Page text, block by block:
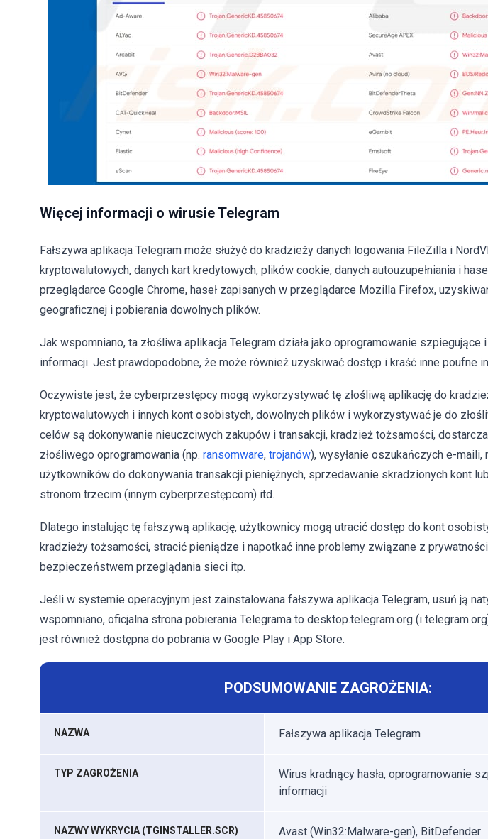
Więcej informacji o wirusie Telegram
Fałszywa aplikacja Telegram może służyć do kradzieży danych logowania FileZilla i
kryptowalutowych, danych kart kredytowych, plików cookie, danych autouzupełniania i
przeglądarce Google Chrome, haseł zapisanych w przeglądarce Mozilla Firefox,
geograficznej i pobierania dowolnych plików.
Jak wspomniano, ta złośliwa aplikacja Telegram działa jako oprogramowanie
informacji. Jest prawdopodobne, że może również uzyskiwać dostęp i kraść inne poufne
Oczywiste jest, że cyberprzestępcy mogą wykorzystywać tę złośliwą aplikację do
kryptowalutowych i innych kont osobistych, dowolnych plików i wykorzystywać je do
celów są dokonywanie nieuczciwych zakupów i transakcji, kradzież tożsamości,
złośliwego oprogramowania (np. ransomware, trojanów), wysyłanie oszukańczych e-maili,
użytkowników do dokonywania transakcji pieniężnych, sprzedawanie skradzionych kont
stronom trzecim (innym cyberprzestępcom) itd.
Dlatego instalując tę fałszywą aplikację, użytkownicy mogą utracić dostęp do kont
kradzieży tożsamości, stracić pieniądze i napotkać inne problemy związane z
bezpieczeństwem przeglądania sieci itp.
Jeśli w systemie operacyjnym jest zainstalowana fałszywa aplikacja Telegram, usuń ją
wspomniano, oficjalna strona pobierania Telegrama to desktop.telegram.org (i
jest również dostępna do pobrania w Google Play i App Store.
PODSUMOWANIE ZAGROŻENIA:
NAZWA Fałszywa aplikacja Telegram
TYP ZAGROŻENIA
Wirus kradnący hasła, oprogramowanie
informacji
NAZWY WYKRYCIA (TGINSTALLER.SCR)
Avast (Win32:Malware-gen), BitDefender